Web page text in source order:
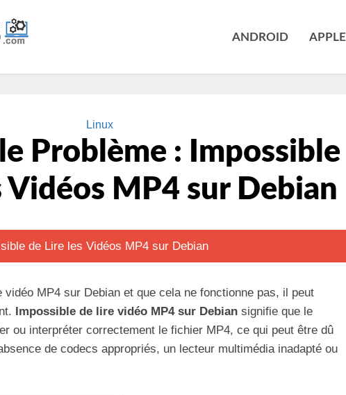
ANDROID APPLE
Linux
Problème : Impossible
Vidéos MP4 sur Debian
vidéo MP4 sur Debian et que cela ne fonctionne pas, il peut
Impossible de lire vidéo MP4 sur Debian signifie que le
ou interpréter correctement le fichier MP4, ce qui peut être dû
de codecs appropriés, un lecteur multimédia inadapté ou